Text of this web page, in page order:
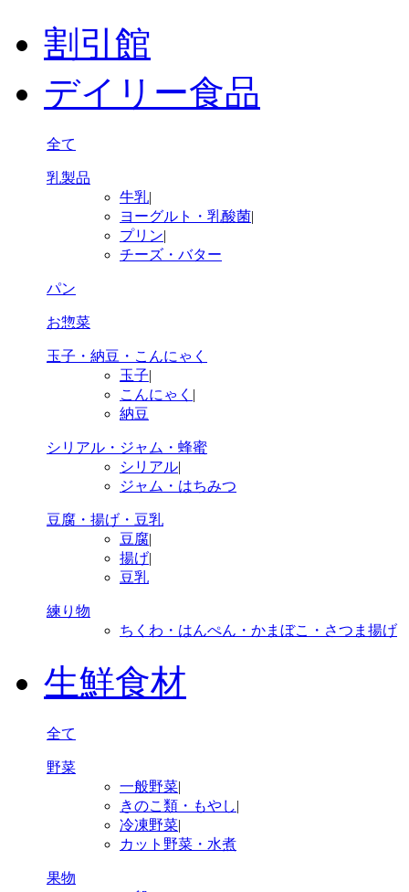
割引館
デイリー食品
全て
乳製品
牛乳|
ヨーグルト・乳酸菌|
プリン|
チーズ・バター
パン
お惣菜
玉子・納豆・こんにゃく
玉子|
こんにゃく |
納豆
シリアル・ジャム・蜂蜜
シリアル|
ジャム・はちみつ
豆腐・揚げ・豆乳
豆腐|
揚げ|
豆乳
練り物
ちくわ・はんぺん・かまぼこ・さつま揚げ
生鮮食材
全て
野菜
一般野菜|
きのこ類・もやし|
冷凍野菜|
カット野菜・水煮
果物